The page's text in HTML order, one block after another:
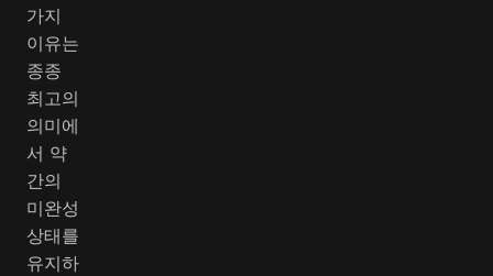
가지
이유는
종종
최고의
의미에
서 약
간의
미완성
상태를
유지하